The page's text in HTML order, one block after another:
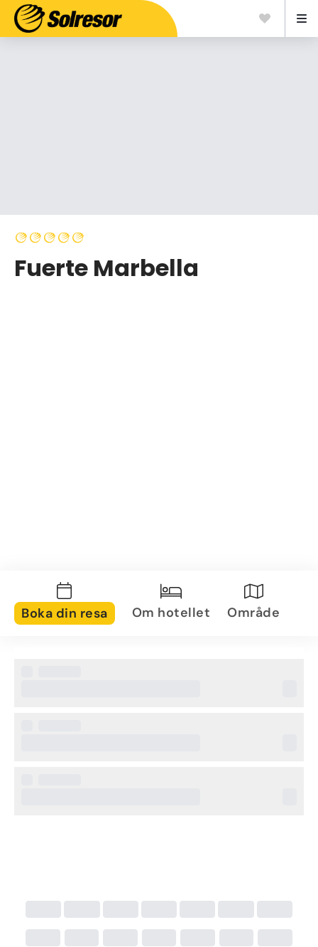
Fuerte Marbella
Boka din resa Om hotellet Område